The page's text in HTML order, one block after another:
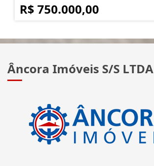
R$ 750.000,00
Âncora Imóveis S/S LTDA